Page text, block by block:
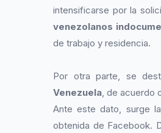
intensificarse por la
venezolanos
de trabajo y residencia.
Por otra parte, se
Venezuela, de acuerdo
Ante este dato, surge
obtenida de Facebook.